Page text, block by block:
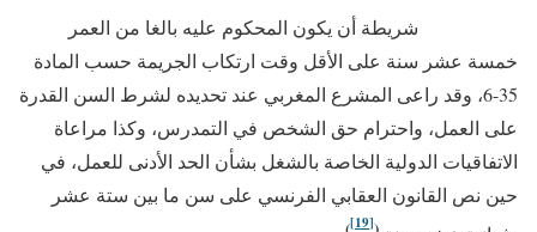
شريطة أن يكون المحكوم عليه بالغا من العمر
خمسة عشر سنة على الأقل وقت ارتكاب الجريمة حسب المادة
35-6، وقد راعى المشرع المغربي عند تحديده لشرط السن القدرة
على العمل، واحترام حق الشخص في التمدرس، وكذا مراعاة
الاتفاقيات الدولية الخاصة بالشغل بشأن الحد الأدنى للعمل، في
حين نص القانون العقابي الفرنسي على سن ما بين ستة عشر
[19]